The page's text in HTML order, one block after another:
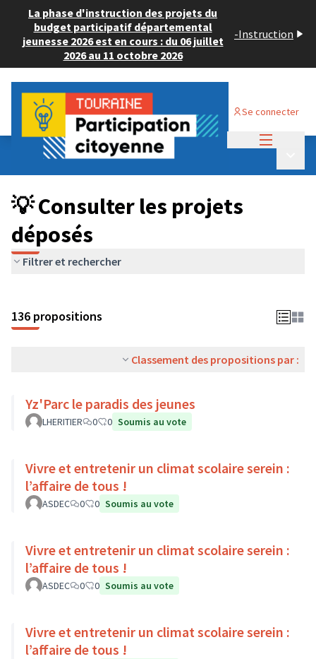
La phase d'instruction des projets du
budget participatif départemental
jeunesse 2026 est en cours : du 06 juillet
2026 au 11 octobre 2026
-Instruction
Se connecter
Budget Participatif JEUNESSE 2024
💡 Consulter les projets déposés
💡 Consulter les projets
déposés
Filtrer et rechercher
136 propositions
Classement des propositions par :
Yz'Parc le paradis des jeunes
LHERITIER 0 0 Soumis au vote
Vivre et entretenir un climat scolaire serein :
l’affaire de tous !
ASDEC 0 0 Soumis au vote
Vivre et entretenir un climat scolaire serein :
l’affaire de tous !
ASDEC 0 0 Soumis au vote
Vivre et entretenir un climat scolaire serein :
l’affaire de tous !